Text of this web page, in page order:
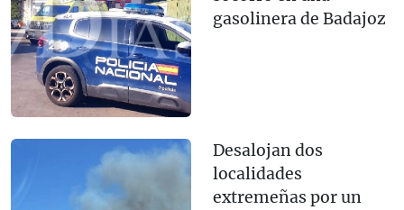
gasolinera de Badajoz
Desalojan dos
localidades
extremeñas por un